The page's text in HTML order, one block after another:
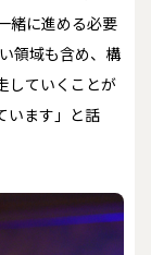
緒に進める必要
領域も含め、構
していくことが
います」と話